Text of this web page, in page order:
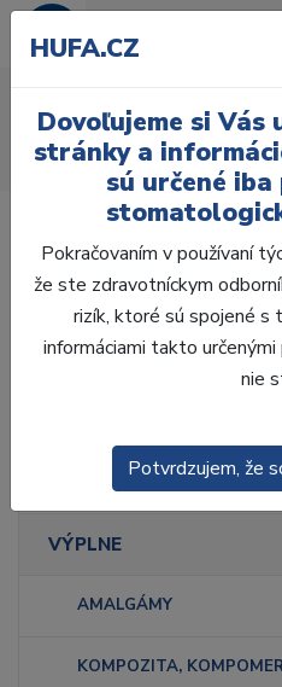
Úvod Ordinácia
Výplne
Leptacie a bondov.
Laboratórium, Zub.
technika
ODLTAČKOVANIE
VÝPLNE
AMALGÁMY
KOMPOZITA,
HUFA.CZ
Dovoľujeme si
stránky a
sú určené
Pokračovaním v používaní
že ste zdravotníckym
rizík, ktoré sú spojené s
informáciami takto
nie
Potvrdzujem, že